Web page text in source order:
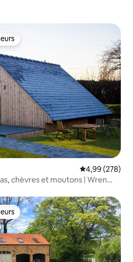
les plus appréciés
Évaluation
4,99 (278)
chèvres et moutons | Wren
les plus appréciés